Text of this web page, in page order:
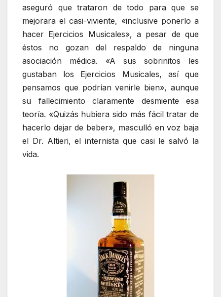
aseguró que trataron de todo para que se
mejorara el casi-viviente, «inclusive ponerlo a
hacer Ejercicios Musicales», a pesar de que
éstos no gozan del respaldo de ninguna
asociación médica. «A sus sobrinitos les
gustaban los Ejercicios Musicales, así que
pensamos que podrían venirle bien», aunque
su fallecimiento claramente desmiente esa
teoría. «Quizás hubiera sido más fácil tratar de
hacerlo dejar de beber», masculló en voz baja
el Dr. Altieri, el internista que casi le salvó la
vida.